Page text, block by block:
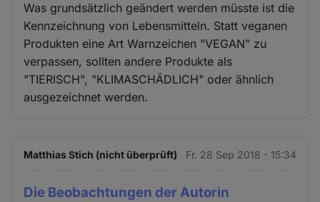
Was grundsätzlich geändert werden müsste ist die
Kennzeichnung von Lebensmitteln. Statt veganen
Produkten eine Art Warnzeichen "VEGAN" zu
verpassen, sollten andere Produkte als
"TIERISCH", "KLIMASCHÄDLICH" oder ähnlich
ausgezeichnet werden.
Matthias Stich (nicht überprüft) Fr. 28 Sep 2018 - 15:34
Die Beobachtungen der Autorin